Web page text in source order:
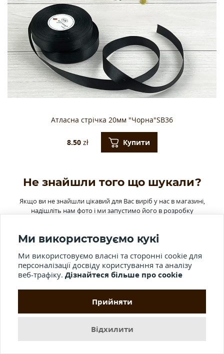
Атласна стрічка 20мм "Чорна"SB36
8.50zł Купити
Не знайшли того що шукали?
Якщо ви не знайшли цікавий для Вас виріб у нас в магазині,
надішліть нам фото і ми запустимо його в розробку
Ім'я*
Введіть телефон*
Ми використовуємо кукі
Ми використовуємо власні та сторонні cookie для
персоналізації досвіду користування та аналізу
веб-трафіку. Дізнайтеся більше про cookie
Прийняти
Відхилити